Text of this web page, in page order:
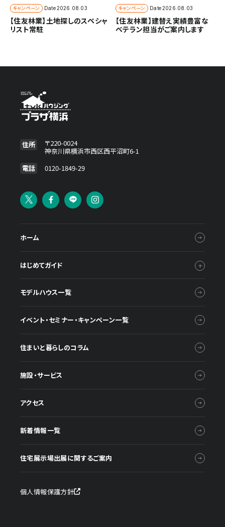
キャンペーン Date2026.08.03
【住友林業】土地探しのスペシャ
リスト常駐
キャンペーン Date2026.08.03
【住友林業】建替え実績豊富な
ベテラン担当がご案内します
住所
〒220-0024
神奈川県横浜市西区西平沼町6-1
電話
0120-1849-29
ホーム
はじめてガイド
モデルハウス一覧
イベント・セミナー・キャンペーン一覧
住まいと暮らしのコラム
施設・サービス
アクセス
新着情報一覧
住宅展示場出展に関するご案内
個人情報保護方針